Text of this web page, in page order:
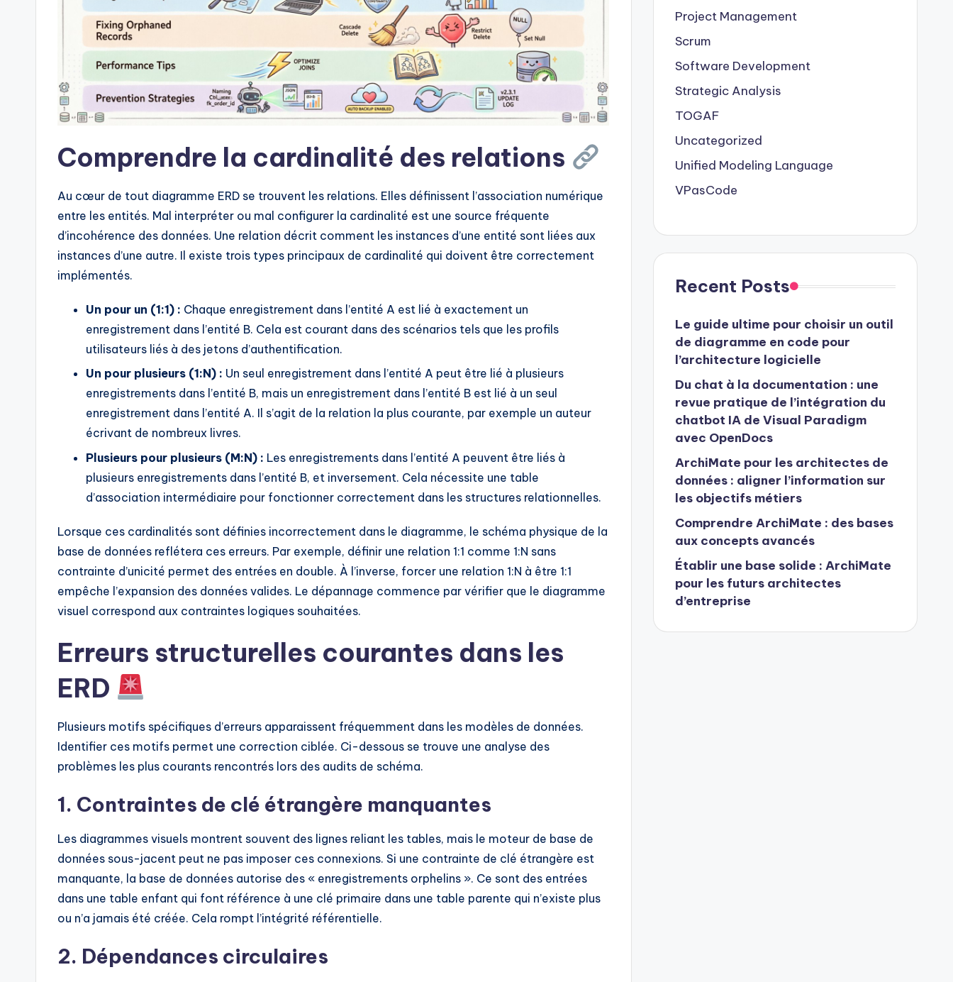
Comprendre la cardinalité des relations
Au cœur de tout diagramme ERD se trouvent les relations. Elles définissent l’association numérique
entre les entités. Mal interpréter ou mal configurer la cardinalité est une source fréquente
d’incohérence des données. Une relation décrit comment les instances d’une entité sont liées aux
instances d’une autre. Il existe trois types principaux de cardinalité qui doivent être correctement
implémentés.
Un pour un (1:1) : Chaque enregistrement dans l’entité A est lié à exactement un
enregistrement dans l’entité B. Cela est courant dans des scénarios tels que les profils
utilisateurs liés à des jetons d’authentification.
Un pour plusieurs (1:N) : Un seul enregistrement dans l’entité A peut être lié à plusieurs
enregistrements dans l’entité B, mais un enregistrement dans l’entité B est lié à un seul
enregistrement dans l’entité A. Il s’agit de la relation la plus courante, par exemple un auteur
écrivant de nombreux livres.
Plusieurs pour plusieurs (M:N) : Les enregistrements dans l’entité A peuvent être liés à
plusieurs enregistrements dans l’entité B, et inversement. Cela nécessite une table
d’association intermédiaire pour fonctionner correctement dans les structures relationnelles.
Lorsque ces cardinalités sont définies incorrectement dans le diagramme, le schéma physique de la
base de données reflétera ces erreurs. Par exemple, définir une relation 1:1 comme 1:N sans
contrainte d’unicité permet des entrées en double. À l’inverse, forcer une relation 1:N à être 1:1
empêche l’expansion des données valides. Le dépannage commence par vérifier que le diagramme
visuel correspond aux contraintes logiques souhaitées.
Erreurs structurelles courantes dans les
ERD
Plusieurs motifs spécifiques d’erreurs apparaissent fréquemment dans les modèles de données.
Identifier ces motifs permet une correction ciblée. Ci-dessous se trouve une analyse des
problèmes les plus courants rencontrés lors des audits de schéma.
1. Contraintes de clé étrangère manquantes
Les diagrammes visuels montrent souvent des lignes reliant les tables, mais le moteur de base de
données sous-jacent peut ne pas imposer ces connexions. Si une contrainte de clé étrangère est
manquante, la base de données autorise des « enregistrements orphelins ». Ce sont des entrées
dans une table enfant qui font référence à une clé primaire dans une table parente qui n’existe plus
ou n’a jamais été créée. Cela rompt l’intégrité référentielle.
2. Dépendances circulaires
Project Management
Scrum
Software Development
Strategic Analysis
TOGAF
Uncategorized
Unified Modeling Language
VPasCode
Recent Posts
Le guide ultime pour choisir un outil
de diagramme en code pour
l’architecture logicielle
Du chat à la documentation : une
revue pratique de l’intégration du
chatbot IA de Visual Paradigm
avec OpenDocs
ArchiMate pour les architectes de
données : aligner l’information sur
les objectifs métiers
Comprendre ArchiMate : des bases
aux concepts avancés
Établir une base solide : ArchiMate
pour les futurs architectes
d’entreprise